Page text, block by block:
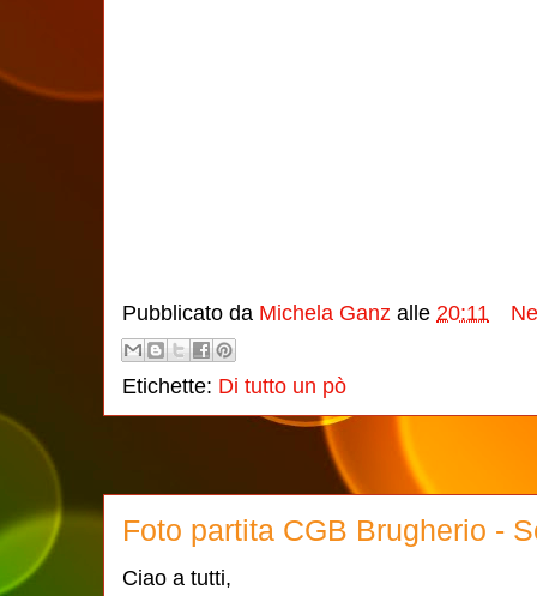
Pubblicato da Michela Ganz alle 20:11
Etichette: Di tutto un pò
Foto partita CGB Brugherio -
Ciao a tutti,